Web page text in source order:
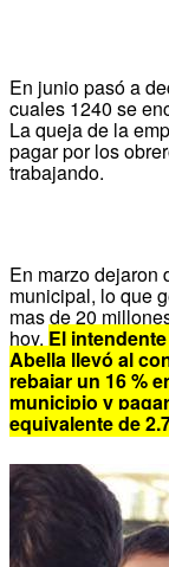
En junio pasó a
cuales 1240 se
La queja de la
pagar por los
trabajando.
En marzo dejaron
municipal, lo que
mas de 20
hoy. El
Abella llevó al
rebajar un 16 %
municipio y
equivalente de